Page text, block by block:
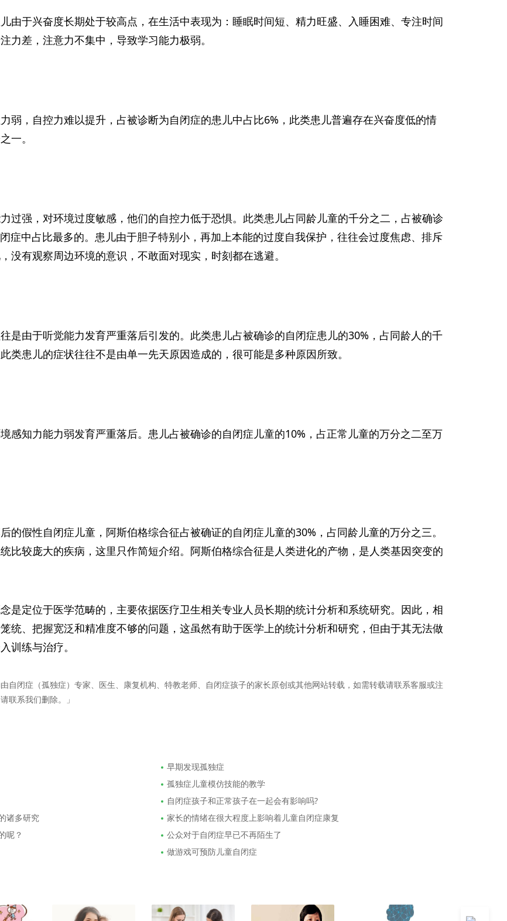
由于兴奋度长期处于较高点，在生活中表现为：睡眠时间短、精力旺盛、入睡困难、专注时间
力差，注意力不集中，导致学习能力极弱。
弱，自控力难以提升，占被诊断为自闭症的患儿中占比6%，此类患儿普遍存在兴奋度低的情
一。
过强，对环境过度敏感，他们的自控力低于恐惧。此类患儿占同龄儿童的千分之二，占被确诊
症中占比最多的。患儿由于胆子特别小，再加上本能的过度自我保护，往往会过度焦虑、排斥
没有观察周边环境的意识，不敢面对现实，时刻都在逃避。
是由于听觉能力发育严重落后引发的。此类患儿占被确诊的自闭症患儿的30%，占同龄人的千
类患儿的症状往往不是由单一先天原因造成的，很可能是多种原因所致。
感知力能力弱发育严重落后。患儿占被确诊的自闭症儿童的10%，占正常儿童的万分之二至万
的假性自闭症儿童，阿斯伯格综合征占被确证的自闭症儿童的30%，占同龄儿童的万分之三。
比较庞大的疾病，这里只作简短介绍。阿斯伯格综合征是人类进化的产物，是人类基因突变的
是定位于医学范畴的，主要依据医疗卫生相关专业人员长期的统计分析和系统研究。因此，相
统、把握宽泛和精准度不够的问题，这虽然有助于医学上的统计分析和研究，但由于其无法做
训练与治疗。
自闭症（孤独症）专家、医生、康复机构、特教老师、自闭症孩子的家长原创或其他网站转载，如需转载请联系客服或注
联系我们删除。」
诸多研究
呢？
早期发现孤独症
孤独症儿童模仿技能的教学
自闭症孩子和正常孩子在一起会有影响吗?
家长的情绪在很大程度上影响着儿童自闭症康复
公众对于自闭症早已不再陌生了
做游戏可预防儿童自闭症